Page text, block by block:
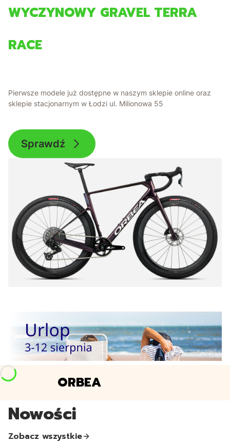
WYCZYNOWY GRAVEL TERRA
RACE
Pierwsze modele już dostępne w naszym sklepie online oraz
sklepie stacjonarnym w Łodzi ul. Milionowa 55
Sprawdź
ORBEA
Nowości
Zobacz wszystkie